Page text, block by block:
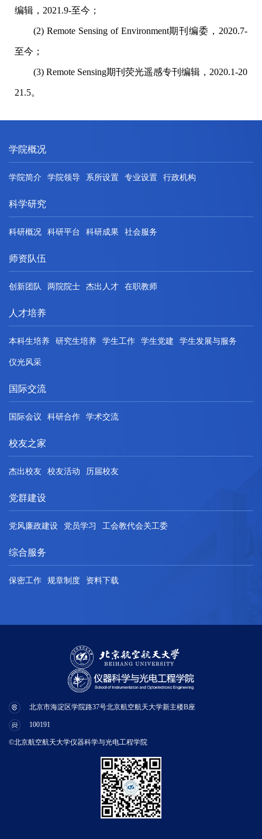
编辑，2021.9-至今；
(2) Remote Sensing of Environment期刊编委，2020.7-
至今；
(3) Remote Sensing期刊荧光遥感专刊编辑，2020.1-20
21.5。
学院概况
学院简介 学院领导 系所设置 专业设置 行政机构
科学研究
科研概况 科研平台 科研成果 社会服务
师资队伍
创新团队 两院院士 杰出人才 在职教师
人才培养
本科生培养 研究生培养 学生工作 学生党建 学生发展与服务
仪光风采
国际交流
国际会议 科研合作 学术交流
校友之家
杰出校友 校友活动 历届校友
党群建设
党风廉政建设 党员学习 工会教代会关工委
综合服务
保密工作 规章制度 资料下载
北京市海淀区学院路37号北京航空航天大学新主楼B座
100191
©北京航空航天大学仪器科学与光电工程学院